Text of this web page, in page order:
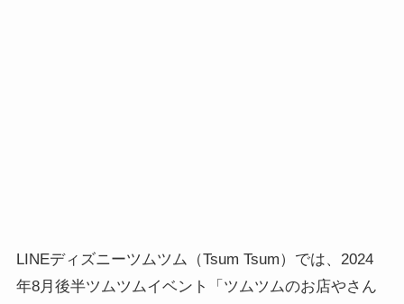
LINEディズニーツムツム（Tsum Tsum）では、2024
年8月後半ツムツムイベント「ツムツムのお店やさん